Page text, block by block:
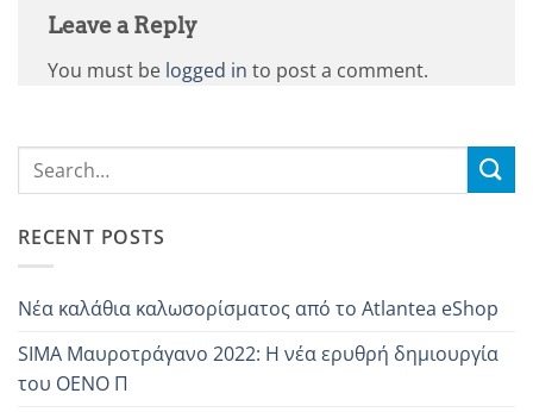
Leave a Reply
You must be logged in to post a comment.
RECENT POSTS
Νέα καλάθια καλωσορίσματος από το Atlantea eShop
SIMA Mαυροτράγανo 2022: Η νέα ερυθρή δημιουργία
του OENO Π